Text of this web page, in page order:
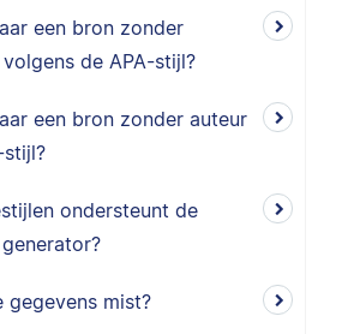
een bron zonder
de APA-stijl?
een bron zonder auteur
stijl?
ondersteunt de
gegevens mist?